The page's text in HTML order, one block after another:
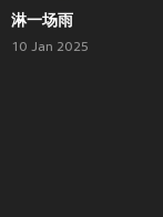
淋一场雨
10 Jan 2025